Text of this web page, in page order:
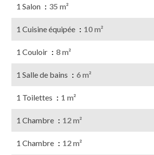
1 Salon 35 m²
1 Cuisine équipée 10 m²
1 Couloir 8 m²
1 Salle de bains 6 m²
1 Toilettes 1 m²
1 Chambre 12 m²
1 Chambre 12 m²